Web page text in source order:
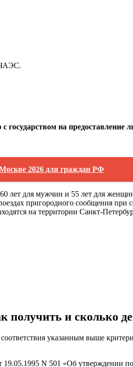
ЧАЭС.
на предоставление
2026 для граждан РФ
лет для мужчин и 55 лет для
пригородного сообщения
на территории Санкт-
получить и сколько
указанным выше
N 501 «Об утверждении